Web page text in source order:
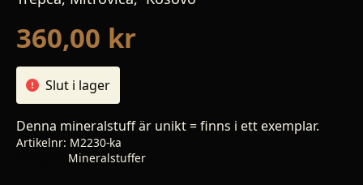
360,00 kr
Slut i lager
Denna mineralstuff är unikt = finns i ett exemplar.
Artikelnr: M2230-ka
Mineralstuffer